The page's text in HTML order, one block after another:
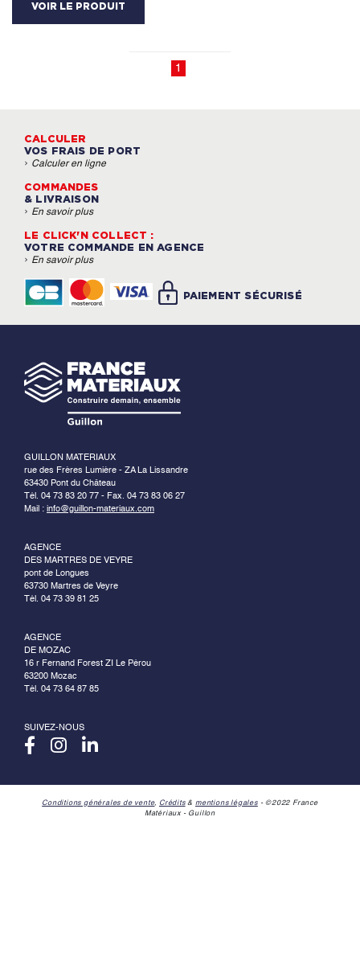
VOIR LE PRODUIT
1
CALCULER
VOS FRAIS DE PORT
› Calculer en ligne
COMMANDES
& LIVRAISON
› En savoir plus
LE CLICK'N COLLECT :
VOTRE COMMANDE EN AGENCE
› En savoir plus
PAIEMENT SÉCURISÉ
GUILLON MATERIAUX
rue des Frères Lumière - ZA La Lissandre
63430 Pont du Château
Tél. 04 73 83 20 77 - Fax. 04 73 83 06 27
Mail : info@guillon-materiaux.com
AGENCE
DES MARTRES DE VEYRE
pont de Longues
63730 Martres de Veyre
Tél. 04 73 39 81 25
AGENCE
DE MOZAC
16 r Fernand Forest ZI Le Pérou
63200 Mozac
Tél. 04 73 64 87 85
SUIVEZ-NOUS
Conditions générales de vente, Crédits& mentions légales- ©2022 France
Matériaux - Guillon